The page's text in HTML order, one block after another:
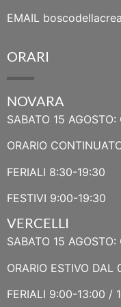
EMAIL
ORARI
NOVARA
SABATO 15 AGOSTO:
ORARIO
FERIALI 8:30-19:30
FESTIVI 9:00-19:30
VERCELLI
SABATO 15 AGOSTO:
ORARIO ESTIVO
FERIALI 9:00-13:00 /